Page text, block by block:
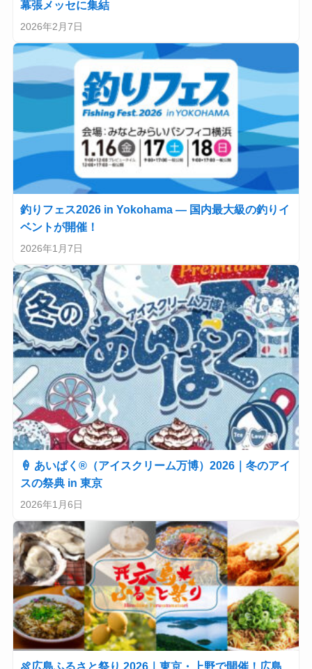
幕張メッセに集結
2026年2月7日
釣りフェス2026 in Yokohama — 国内最大級の釣りイ
ベントが開催！
2026年1月7日
🍦 あいぱく®（アイスクリーム万博）2026｜冬のアイ
スの祭典 in 東京
2026年1月6日
🍖広島ふるさと祭り 2026｜東京・上野で開催！広島